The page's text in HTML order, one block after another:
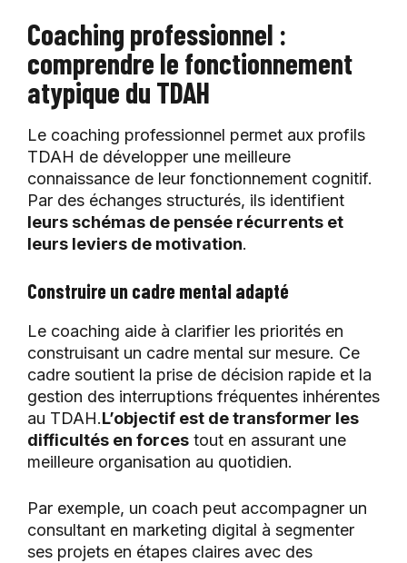
Coaching professionnel :
comprendre le fonctionnement
atypique du TDAH
Le coaching professionnel permet aux profils
TDAH de développer une meilleure
connaissance de leur fonctionnement cognitif.
Par des échanges structurés, ils identifient
leurs schémas de pensée récurrents et
leurs leviers de motivation.
Construire un cadre mental adapté
Le coaching aide à clarifier les priorités en
construisant un cadre mental sur mesure. Ce
cadre soutient la prise de décision rapide et la
gestion des interruptions fréquentes inhérentes
au TDAH.L’objectif est de transformer les
difficultés en forces tout en assurant une
meilleure organisation au quotidien.
Par exemple, un coach peut accompagner un
consultant en marketing digital à segmenter
ses projets en étapes claires avec des